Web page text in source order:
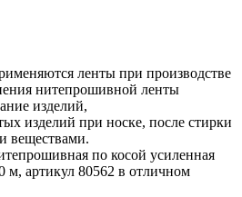
ленты при производстве
нитепрошивной ленты
изделий,
изделий при носке, после стирки
веществами.
по косой усиленная
м, артикул 80562 в отличном